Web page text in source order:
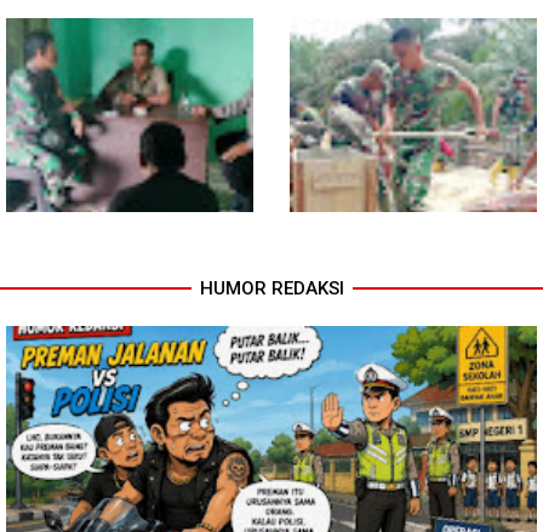
Kodim 0118 Tancap Gas
Rampungkan Finishing
Jembatan Garuda
Melalui Wasbang, Babinsa
Bentuk Karakter dan Jiwa
Patriotisme Pelajar
Babinsa dan Bhabinkamtibmas
RI ke-81 dengan Kibarkan
Merah Putih
Cuaca Tak Jadi Penghalang,
Garuda dan Pengacian Terus
Dikebut
HUMOR REDAKSI